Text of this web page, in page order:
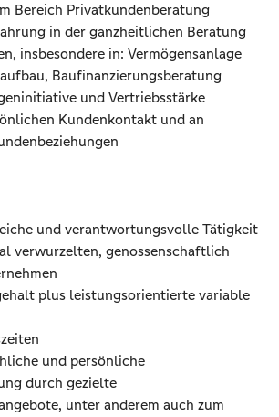
Bereich Privatkundenberatung
in der ganzheitlichen Beratung
insbesondere in: Vermögensanlage
Baufinanzierungsberatung
und Vertriebsstärke
Kundenkontakt und an
und verantwortungsvolle Tätigkeit
verwurzelten, genossenschaftlich
plus leistungsorientierte variable
und persönliche
durch gezielte
unter anderem auch zum